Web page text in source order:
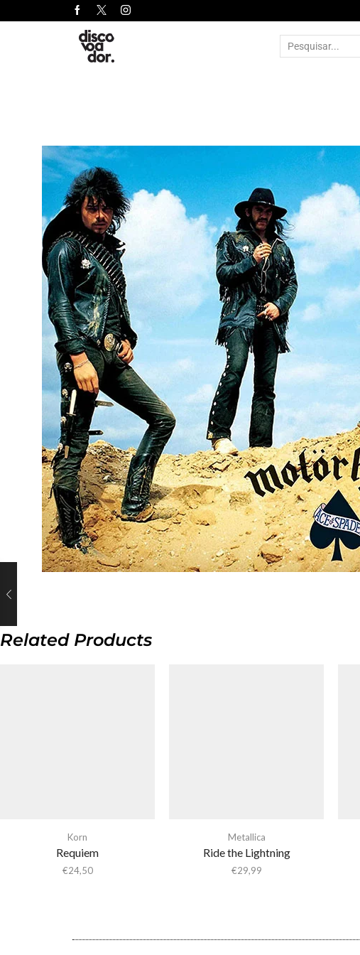
Related Products
Korn
Requiem
€24,50
Metallica
Ride the Lightning
€29,99